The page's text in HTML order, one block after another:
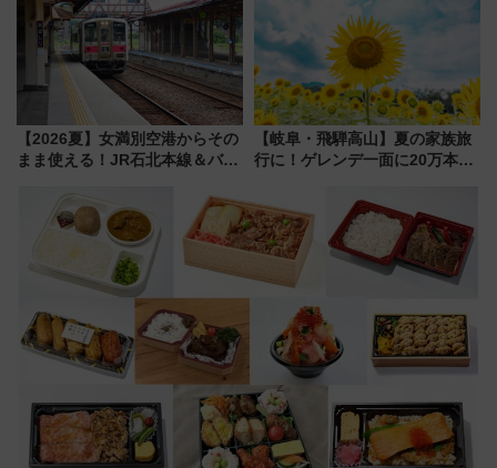
く！9月13日「京都の鉄道満喫
ツアー」開催
【2026夏】女満別空港からその
まま使える！JR石北本線＆バス
ーパス」でおトクに道東観光
（8/3発売）
【岐阜・飛騨高山】夏の家族旅
行に！ゲレンデ一面に20万本の
アひまわり園」開園